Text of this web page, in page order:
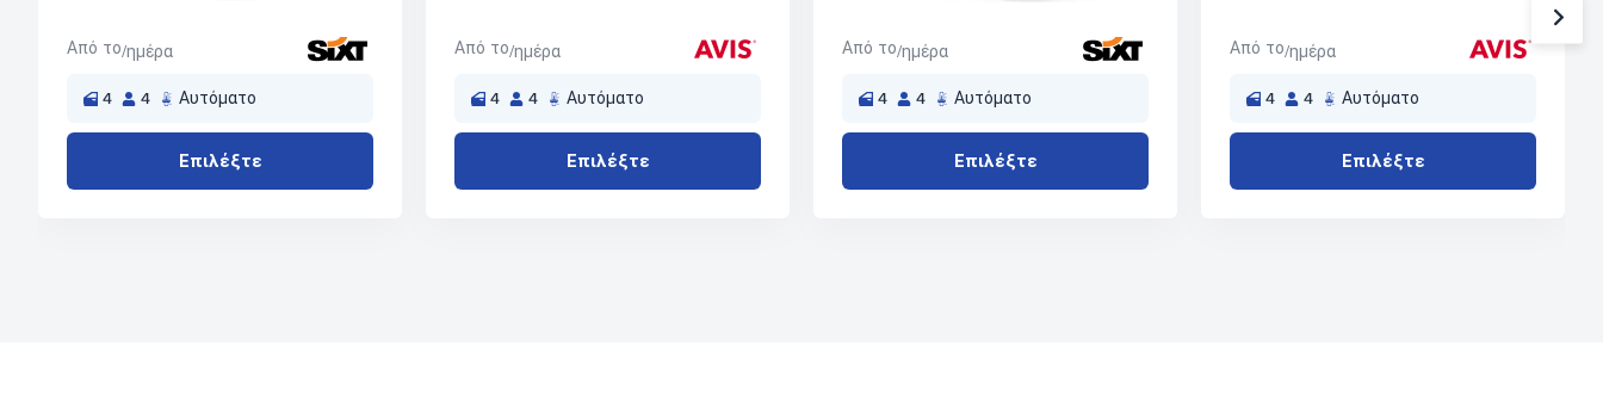
Από το/ημέρα
4 4 Αυτόματο
Επιλέξτε
Από το/ημέρα
4 4 Αυτόματο
Επιλέξτε
Από το/ημέρα
4 4 Αυτόματο
Επιλέξτε
Από το/ημέρα
4 4 Αυτόματο
Επιλέξτε